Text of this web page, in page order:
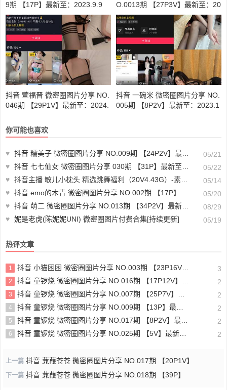
9期 【17P】最新至：2023.9.9
O.0013期 【27P3V】最新至：20
24.7.1
抖音 萱福晋 微密圈图片分享 NO.
046期 【29P1V】最新至：2024.
抖音 一碗米 微密圈图片分享 NO.
005期 【8P2V】最新至：2023.1
你可能也喜欢
♥ 抖音 糯美子 微密圈图片分享 NO.009期 【24P2V】最新至：2023.10.20
05/21
♥ 抖音 七七仙女 微密圈图片分享 030期 【31P】最新至：2024.5.13
05/22
♥ 抖音主播 敏儿小枕头 精选跳舞福利（20V4.43G）-素材视频下载
05/14
♥ 抖音 emo的木青 微密圈图片分享 NO.002期 【17P】
05/20
♥ 抖音 萌二 微密圈图片分享 NO.013期 【34P2V】最新至：2024.8.26
08/29
♥ 妮是老虎(陈妮妮UNI) 微密圈图片付费合集[持续更新] 05/19
热评文章
1 抖音 小猫困困 微密圈图片分享 NO.003期 【23P16V】最新至：2025.1.23 3
2 抖音 童锣烧 微密圈图片分享 NO.016期 【17P12V】最新至：2024.11.12 2
3 抖音 童锣烧 微密圈图片分享 NO.007期 【25P7V】最新至：2023.10.24 2
4 抖音 童锣烧 微密圈图片分享 NO.009期 【13P】最新至：2023.12.28 2
5 抖音 童锣烧 微密圈图片分享 NO.017期 【8P2V】最新至：2204.11.14 2
6 抖音 童锣烧 微密圈图片分享 NO.025期 【5V】最新至：2025.3.12 2
上一篇 抖音 蒹葭苍苍 微密圈图片分享 NO.017期 【20P1V】
下一篇 抖音 蒹葭苍苍 微密圈图片分享 NO.018期 【39P】